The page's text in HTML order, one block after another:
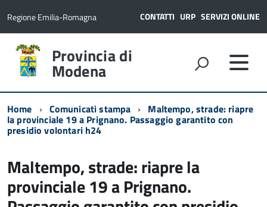
Regione Emilia-Romagna CONTATTI URP SERVIZI ONLINE
Provincia di
Modena
Home Comunicati stampa Maltempo, strade: riapre
la provinciale 19 a Prignano. Passaggio garantito con
presidio volontari h24
Maltempo, strade: riapre la
provinciale 19 a Prignano.